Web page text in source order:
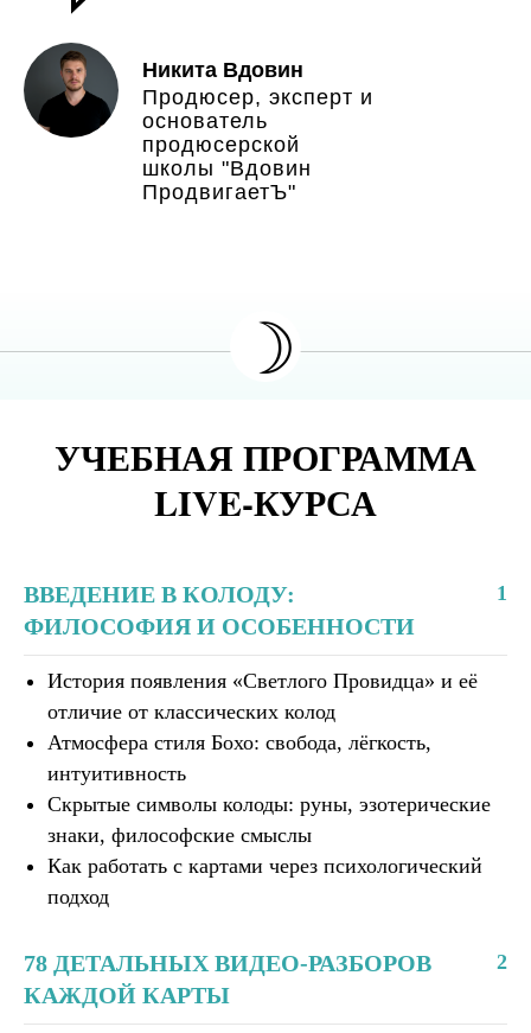
Никита Вдовин
Продюсер, эксперт и
основатель
продюсерской
школы "Вдовин
ПродвигаетЪ"
☽
УЧЕБНАЯ ПРОГРАММА
LIVE-КУРСА
ВВЕДЕНИЕ В КОЛОДУ:
ФИЛОСОФИЯ И ОСОБЕННОСТИ
1
История появления «Светлого Провидца» и её
отличие от классических колод
Атмосфера стиля Бохо: свобода, лёгкость,
интуитивность
Скрытые символы колоды: руны, эзотерические
знаки, философские смыслы
Как работать с картами через психологический
подход
78 ДЕТАЛЬНЫХ ВИДЕО-РАЗБОРОВ
КАЖДОЙ КАРТЫ
2